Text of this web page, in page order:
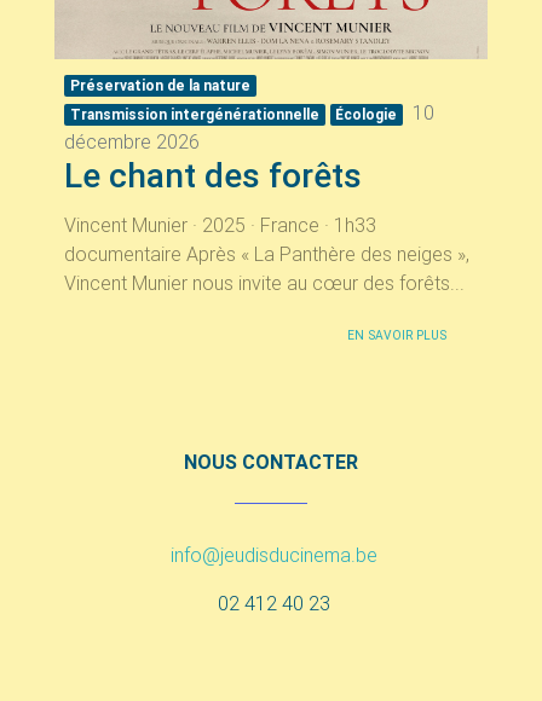
Préservation de la nature
Transmission intergénérationnelle
Écologie
10
décembre 2026
Le chant des forêts
Vincent Munier · 2025 · France · 1h33
documentaire Après « La Panthère des neiges »,
Vincent Munier nous invite au cœur des forêts...
EN SAVOIR PLUS
NOUS CONTACTER
info@jeudisducinema.be
02 412 40 23